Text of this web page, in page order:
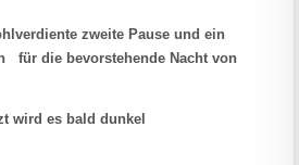
zweite Pause und ein
für die bevorstehende Nacht von
wird es bald dunkel